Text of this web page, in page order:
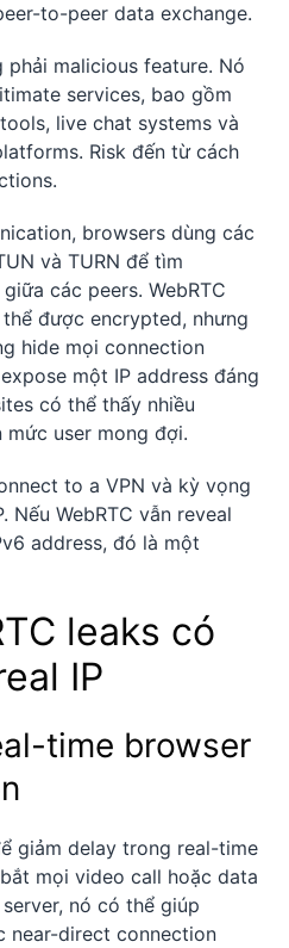
to-peer data exchange.
phải malicious feature. Nó
services, bao gồm
live chat systems và
Risk đến từ cách
browsers dùng các
và TURN để tìm
các peers. WebRTC
được encrypted, nhưng
hide mọi connection
một IP address đáng
có thể thấy nhiều
user mong đợi.
to a VPN và kỳ vọng
Nếu WebRTC vẫn reveal
address, đó là một
leaks có
IP
time browser
giảm delay trong real-time
mọi video call hoặc data
nó có thể giúp
near-direct connection